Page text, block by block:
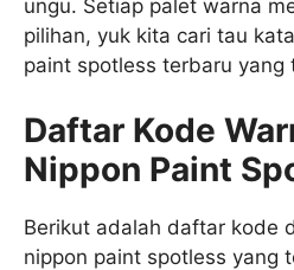
ungu. Setiap palet warna
pilihan, yuk kita cari tau
paint spotless terbaru yang
Daftar Kode
Nippon Paint
Berikut adalah daftar kode
nippon paint spotless yang